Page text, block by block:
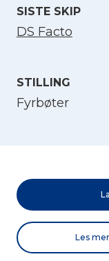
SISTE SKIP
DS Facto
STILLING
Fyrbøter
Les
English
Norsk